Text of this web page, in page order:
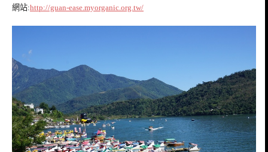
網站:http://guan-ease.myorganic.org.tw/